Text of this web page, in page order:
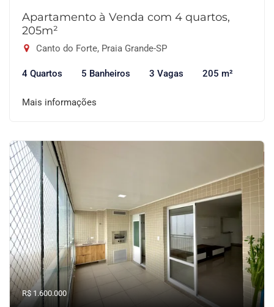
Apartamento à Venda com 4 quartos,
205m²
Canto do Forte, Praia Grande-SP
4 Quartos 5 Banheiros 3 Vagas 205 m²
Mais informações
R$ 1.600.000